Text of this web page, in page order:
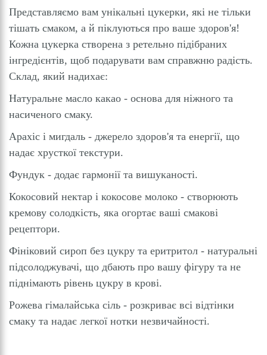
Представляємо вам унікальні цукерки, які не тільки
тішать смаком, а й піклуються про ваше здоров'я!
Кожна цукерка створена з ретельно підібраних
інгредієнтів, щоб подарувати вам справжню радість.
Склад, який надихає:
Натуральне масло какао - основа для ніжного та
насиченого смаку.
Арахіс і мигдаль - джерело здоров'я та енергії, що
надає хрусткої текстури.
Фундук - додає гармонії та вишуканості.
Кокосовий нектар і кокосове молоко - створюють
кремову солодкість, яка огортає ваші смакові
рецептори.
Фініковий сироп без цукру та еритритол - натуральні
підсолоджувачі, що дбають про вашу фігуру та не
піднімають рівень цукру в крові.
Рожева гімалайська сіль - розкриває всі відтінки
смаку та надає легкої нотки незвичайності.